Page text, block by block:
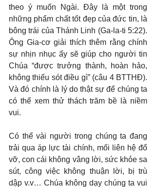
theo ý muốn Ngài. Đây là một trong
những phẩm chất tốt đẹp của đức tin, là
bông trái của Thánh Linh (Ga-la-ti 5:22).
Ông Gia-cơ giải thích thêm rằng chính
sự nhịn nhục ấy sẽ giúp cho người tin
Chúa “được trưởng thành, hoàn hảo,
không thiếu sót điều gì” (câu 4 BTTHĐ).
Và đó chính là lý do thật sự để chúng ta
có thể xem thử thách trăm bề là niềm
vui.
Có thể vài người trong chúng ta đang
trải qua áp lực tài chính, mối liên hệ đổ
vỡ, con cái không vâng lời, sức khỏe sa
sút, công việc không thuận lời, bị trù
dập v.v… Chúa không dạy chúng ta vui